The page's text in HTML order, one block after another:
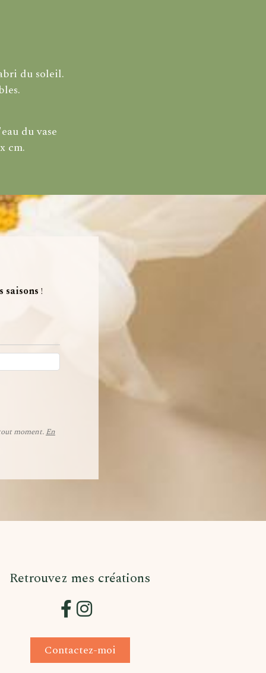
du soleil.
du vase
cm.
saisons !
moment. En
Retrouvez mes créations
 
Contactez-moi